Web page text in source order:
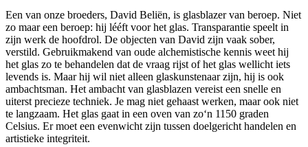
Een van onze broeders, David Beliën, is glasblazer van beroep. Niet
zo maar een beroep: hij lééft voor het glas. Transparantie speelt in
zijn werk de hoofdrol. De objecten van David zijn vaak sober,
verstild. Gebruikmakend van oude alchemistische kennis weet hij
het glas zo te behandelen dat de vraag rijst of het glas wellicht iets
levends is. Maar hij wil niet alleen glaskunstenaar zijn, hij is ook
ambachtsman. Het ambacht van glasblazen vereist een snelle en
uiterst precieze techniek. Je mag niet gehaast werken, maar ook niet
te langzaam. Het glas gaat in een oven van zo‘n 1150 graden
Celsius. Er moet een evenwicht zijn tussen doelgericht handelen en
artistieke integriteit.